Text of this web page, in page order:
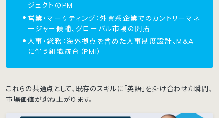
ジェクトのPM
営業・マーケティング：外資系企業でのカントリーマネ
ージャー候補、グローバル市場の開拓
人事・総務：海外拠点を含めた人事制度設計、M&A
に伴う組織統合（PMI）
これらの共通点として、既存のスキルに「英語」を掛け合わせた瞬間、
市場価値が跳ね上がります。